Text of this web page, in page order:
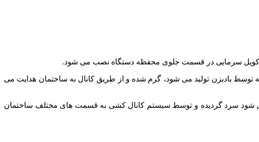
و کویل سرمایی در قسمت جلوی محفظه دستگاه نصب می شود.
توسط بادبزن تولید می شود، گرم شده و از طریق کانال به ساختمان هدایت می
شود سرد گردیده و توسط سیستم کانال کشی به قسمت های مختلف ساختمان